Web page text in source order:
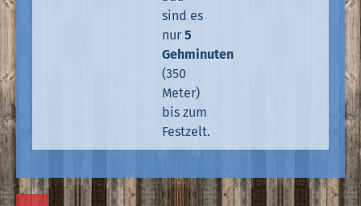
sind es
nur 5
Gehminuten
(350
Meter)
bis zum
Festzelt.